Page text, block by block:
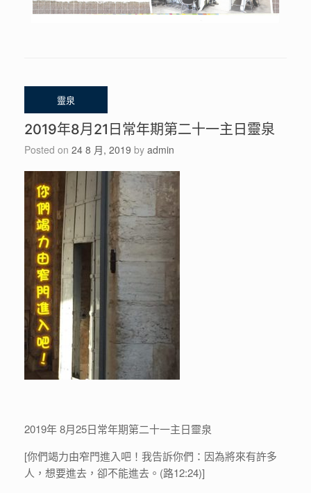
2019年8月21日常年期第二十一主日靈泉
Posted on 24 8 月, 2019 by admin
2019年 8月25日常年期第二十一主日靈泉
[你們竭力由窄門進入吧！我告訴你們：因為將來有許多
人，想要進去，卻不能進去。(路12:24)]